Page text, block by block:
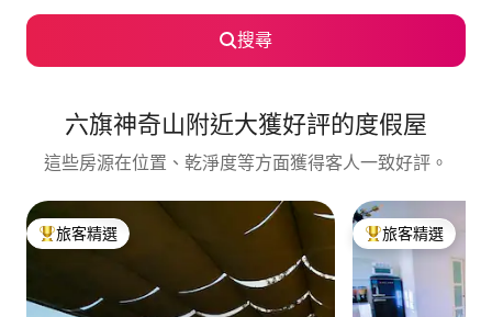
搜尋
六旗神奇山附近大獲好評的度假屋
這些房源在位置、乾淨度等方面獲得客人一致好評。
旅客精選榜首
旅客精選 旅客精選榜首
旅客精選